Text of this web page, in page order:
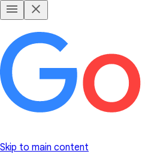
Skip to main content